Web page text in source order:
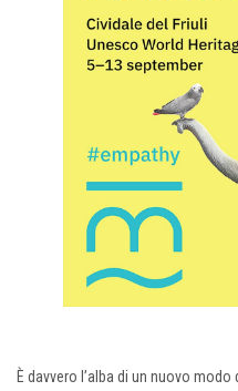
È davvero l’alba di un nuovo